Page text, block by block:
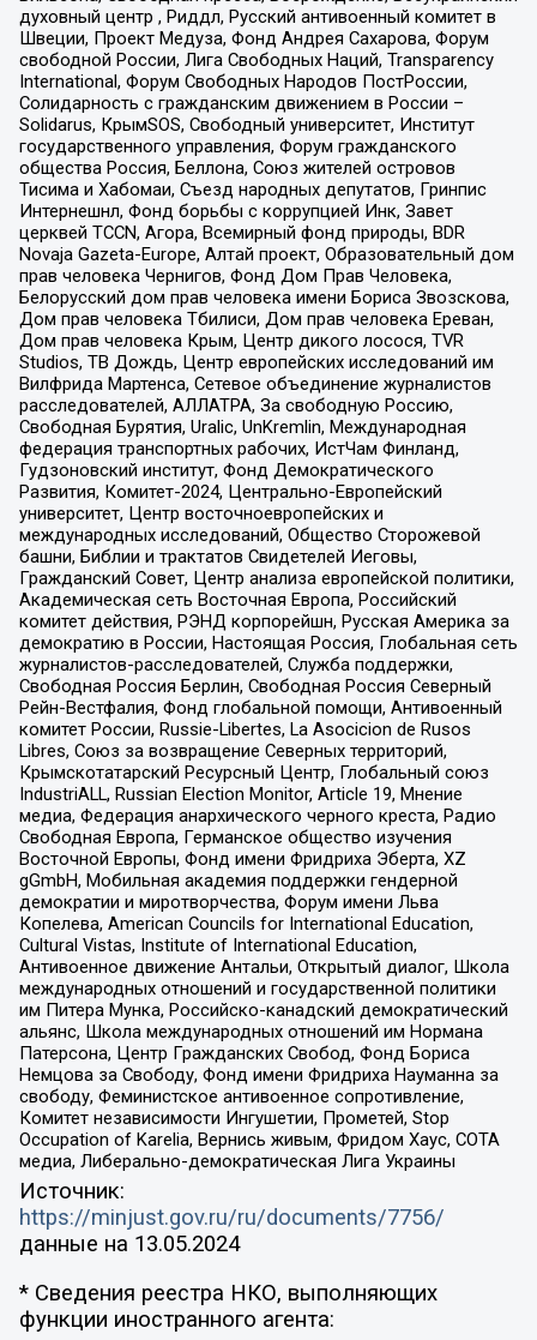
духовный центр , Риддл, Русский антивоенный комитет в
Швеции, Проект Медуза, Фонд Андрея Сахарова, Форум
свободной России, Лига Свободных Наций, Transparеncy
International, Форум Свободных Народов ПостРоссии,
Солидарность с гражданским движением в России –
Solidarus, КрымSOS, Свободный университет, Институт
государственного управления, Форум гражданского
общества Россия, Беллона, Союз жителей островов
Тисима и Хабомаи, Съезд народных депутатов, Гринпис
Интернешнл, Фонд борьбы с коррупцией Инк, Завет
церквей TCCN, Агора, Всемирный фонд природы, BDR
Novaja Gazeta-Europe, Алтай проект, Образовательный дом
прав человека Чернигов, Фонд Дом Прав Человека,
Белорусский дом прав человека имени Бориса Звозскова,
Дом прав человека Тбилиси, Дом прав человека Ереван,
Дом прав человека Крым, Центр дикого лосося, TVR
Studios, ТВ Дождь, Центр европейских исследований им
Вилфрида Мартенса, Сетевое объединение журналистов
расследователей, АЛЛАТРА, За свободную Россию,
Свободная Бурятия, Uralic, UnKremlin, Международная
федерация транспортных рабочих, ИстЧам Финланд,
Гудзоновский институт, Фонд Демократического
Развития, Комитет-2024, Центрально-Европейский
университет, Центр восточноевропейских и
международных исследований, Общество Сторожевой
башни, Библии и трактатов Свидетелей Иеговы,
Гражданский Совет, Центр анализа европейской политики,
Академическая сеть Восточная Европа, Российский
комитет действия, РЭНД корпорейшн, Русская Америка за
демократию в России, Настоящая Россия, Глобальная сеть
журналистов-расследователей, Служба поддержки,
Свободная Россия Берлин, Свободная Россия Северный
Рейн-Вестфалия, Фонд глобальной помощи, Антивоенный
комитет России, Russie-Libertes, La Asocicion de Rusos
Libres, Союз за возвращение Северных территорий,
Крымскотатарский Ресурсный Центр, Глобальный союз
IndustriALL, Russian Election Monitor, Article 19, Мнение
медиа, Федерация анархического черного креста, Радио
Свободная Европа, Германское общество изучения
Восточной Европы, Фонд имени Фридриха Эберта, XZ
gGmbH, Мобильная академия поддержки гендерной
демократии и миротворчества, Форум имени Льва
Копелева, American Councils for International Education,
Cultural Vistas, Institute of International Education,
Антивоенное движение Антальи, Открытый диалог, Школа
международных отношений и государственной политики
им Питера Мунка, Российско-канадский демократический
альянс, Школа международных отношений им Нормана
Патерсона, Центр Гражданских Свобод, Фонд Бориса
Немцова за Свободу, Фонд имени Фридриха Науманна за
свободу, Феминистское антивоенное сопротивление,
Комитет независимости Ингушетии, Прометей, Stop
Occupation of Karelia, Вернись живым, Фридом Хаус, СОТА
медиа, Либерально-демократическая Лига Украины
Источник:
https://minjust.gov.ru/ru/documents/7756/
данные на 13.05.2024
* Сведения реестра НКО, выполняющих
функции иностранного агента: